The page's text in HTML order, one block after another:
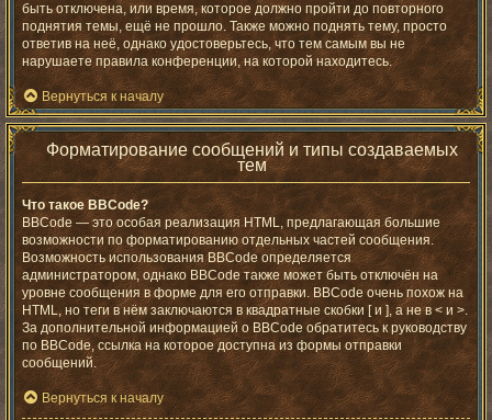
быть отключена, или время, которое должно пройти до повторного
поднятия темы, ещё не прошло. Также можно поднять тему, просто
ответив на неё, однако удостоверьтесь, что тем самым вы не
нарушаете правила конференции, на которой находитесь.
Вернуться к началу
Форматирование сообщений и типы создаваемых
тем
Что такое BBCode?
BBCode — это особая реализация HTML, предлагающая большие
возможности по форматированию отдельных частей сообщения.
Возможность использования BBCode определяется
администратором, однако BBCode также может быть отключён на
уровне сообщения в форме для его отправки. BBCode очень похож на
HTML, но теги в нём заключаются в квадратные скобки [ и ], а не в < и >.
За дополнительной информацией о BBCode обратитесь к руководству
по BBCode, ссылка на которое доступна из формы отправки
сообщений.
Вернуться к началу